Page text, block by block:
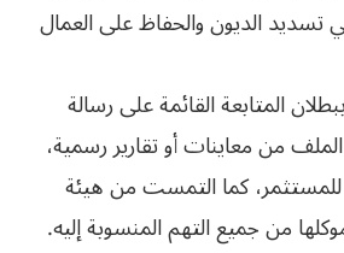
تسديد الديون والحفاظ على العمال
المتابعة القائمة على رسالة
من معاينات أو تقارير رسمية،
للمستثمر، كما التمست من هيئة
من جميع التهم المنسوبة إليه.